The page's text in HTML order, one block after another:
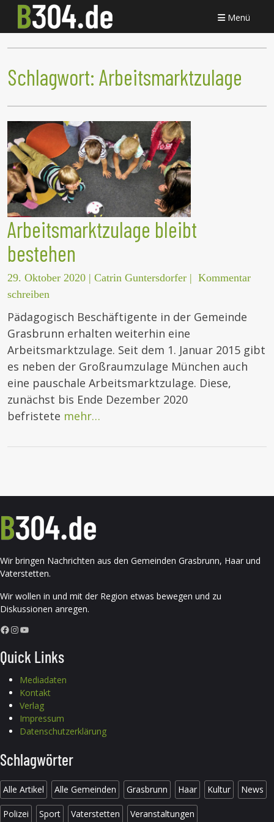
Menü
Schlagwort: Arbeitsmarktzulage
Arbeitsmarktzulage bleibt
bestehen
29. Oktober 2020 | Catrin Guntersdorfer | Kommentar
schreiben
Pädagogisch Beschäftigente in der Gemeinde
Grasbrunn erhalten weiterhin eine
Arbeitsmarktzulage. Seit dem 1. Januar 2015 gibt
es neben der Großraumzulage München auch
eine pauschale Arbeitsmarktzulage. Diese,
zunächst bis Ende Dezember 2020
befristete mehr…
Wir bringen Nachrichten aus den Gemeinden Grasbrunn, Haar und
Vaterstetten.
Wir wollen in und mit der Region etwas bewegen und zu
Diskussionen anregen.
Facebook InstagramYouTube
Quick Links
Mediadaten
Kontakt
Verlag
Impressum
Datenschutzerklärung
Schlagwörter
Alle Artikel Alle Gemeinden Grasbrunn Haar Kultur News
Polizei Sport Vaterstetten Veranstaltungen